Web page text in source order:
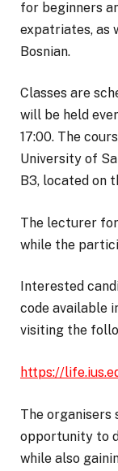
for beginners
expatriates, as
Bosnian.
Classes are
will be held
17:00. The
University of
B3, located on
The lecturer
while the
Interested
code available
visiting the
https://
The
opportunity to
while also